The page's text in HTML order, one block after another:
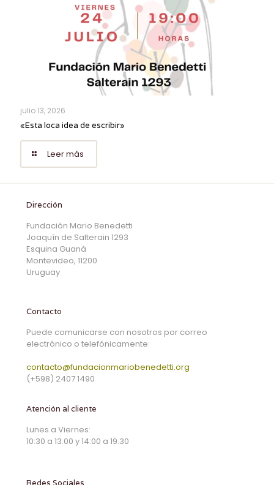
julio 13, 2026
«Esta loca idea de escribir»
Leer más
Dirección
Fundación Mario Benedetti
Joaquín de Salterain 1293
Esquina Guaná
Montevideo, 11200
Uruguay
Contacto
Puede comunicarse con nosotros por correo
electrónico o telefónicamente:
contacto@fundacionmariobenedetti.org
(+598) 2407 1490
Atención al cliente
Lunes a Viernes:
10:30 a 13:00 y 14:00 a 19:30
Redes Sociales